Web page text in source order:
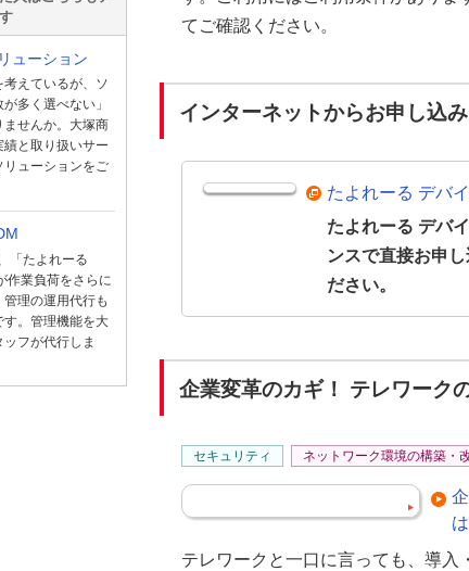
てご確認ください。
インターネットからお申し込み
たよれーる デバ
たよれーる デバ
ンスで直接お申
ださい。
企業変革のカギ！ テレワーク
セキュリティ ネットワーク環境の構築・
テレワークと一口に言っても、導
ューション
考えているが、ソ
多く選べない」
ませんか。大塚商
と取り扱いサー
リューションをご
「たよれーる
作業負荷をさらに
理の運用代行も
。管理機能を大
フが代行しま